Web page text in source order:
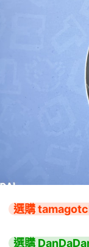
選購
選購